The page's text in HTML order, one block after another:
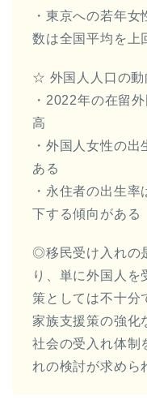
・東京への若年
数は全国平均を上
☆ 外国人人口の動
・2022年の在留
高
・外国人女性の
ある
・永住者の出生
下する傾向がある
◎移民受け入れの
り、単に外国人を
策としては不十分
家族支援策の強化
社会の受入れ体制
れの検討が求めら